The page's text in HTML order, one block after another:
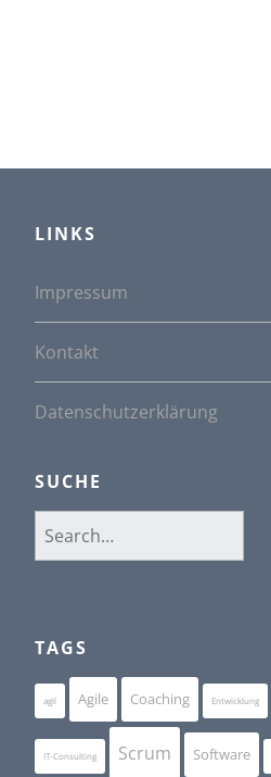
LINKS
Impressum
Kontakt
Datenschutzerklärung
SUCHE
Search
for:
TAGS
agil Agile Coaching Entwicklung
IT-Consulting Scrum Software